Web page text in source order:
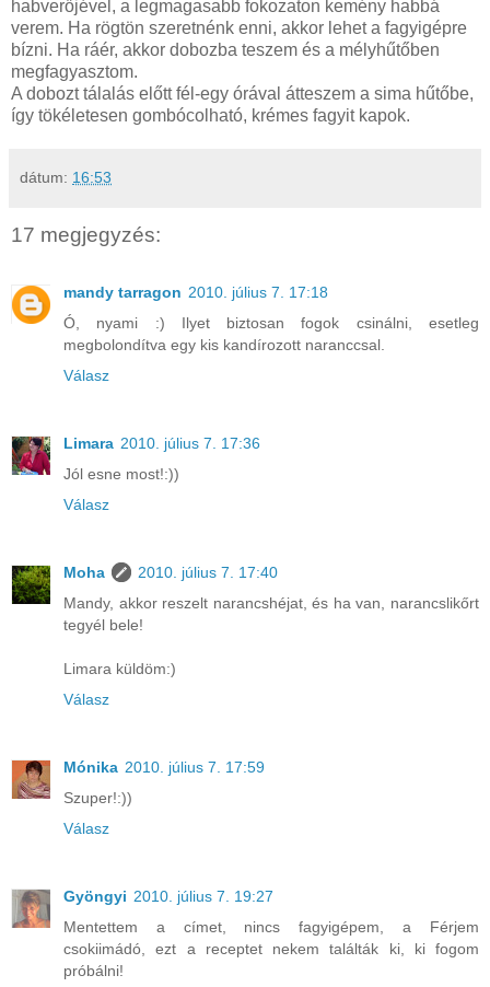
habverőjével, a legmagasabb fokozaton kemény habbá
verem. Ha rögtön szeretnénk enni, akkor lehet a fagyigépre
bízni. Ha ráér, akkor dobozba teszem és a mélyhűtőben
megfagyasztom.
A dobozt tálalás előtt fél-egy órával átteszem a sima hűtőbe,
így tökéletesen gombócolható, krémes fagyit kapok.
dátum: 16:53
17 megjegyzés:
mandy tarragon 2010. július 7. 17:18
Ó, nyami :) Ilyet biztosan fogok csinálni, esetleg
megbolondítva egy kis kandírozott naranccsal.
Válasz
Limara 2010. július 7. 17:36
Jól esne most!:))
Válasz
Moha
2010. július 7. 17:40
Mandy, akkor reszelt narancshéjat, és ha van, narancslikőrt
tegyél bele!
Limara küldöm:)
Válasz
Mónika 2010. július 7. 17:59
Szuper!:))
Válasz
Gyöngyi 2010. július 7. 19:27
Mentettem a címet, nincs fagyigépem, a Férjem
csokiimádó, ezt a receptet nekem találták ki, ki fogom
próbálni!